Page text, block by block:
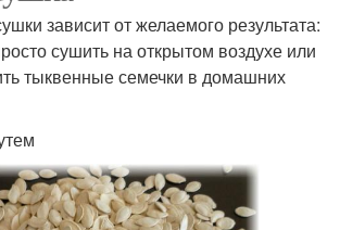
зависит от желаемого результата:
сушить на открытом воздухе или
тыквенные семечки в домашних